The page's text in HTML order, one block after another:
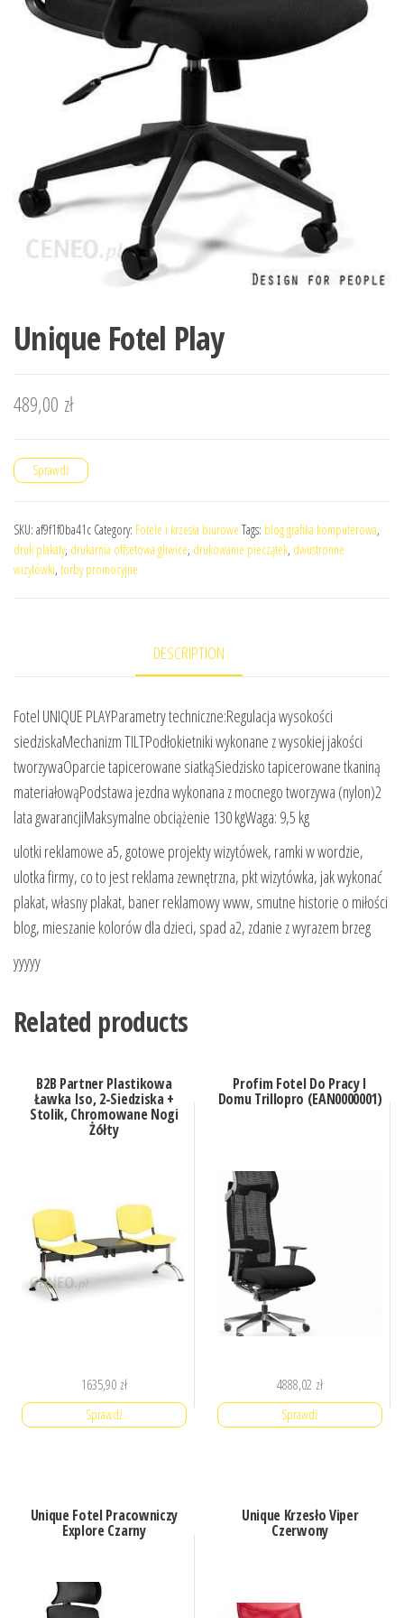
Unique Fotel Play
489,00 zł
Sprawdź
SKU: af9f1f0ba41c Category: Fotele i krzesła biurowe Tags: blog grafika komputerowa,
druk plakaty, drukarnia offsetowa gliwice, drukowanie pieczątek, dwustronne
wizytówki, torby promocyjne
DESCRIPTION
Fotel UNIQUE PLAYParametry techniczne:Regulacja wysokości
siedziskaMechanizm TILTPodłokietniki wykonane z wysokiej jakości
tworzywaOparcie tapicerowane siatkąSiedzisko tapicerowane tkaniną
materiałowąPodstawa jezdna wykonana z mocnego tworzywa (nylon)2
lata gwarancjiMaksymalne obciążenie 130 kgWaga: 9,5 kg
ulotki reklamowe a5, gotowe projekty wizytówek, ramki w wordzie,
ulotka firmy, co to jest reklama zewnętrzna, pkt wizytówka, jak wykonać
plakat, własny plakat, baner reklamowy www, smutne historie o miłości
blog, mieszanie kolorów dla dzieci, spad a2, zdanie z wyrazem brzeg
yyyyy
Related products
B2B Partner Plastikowa
Ławka Iso, 2-Siedziska +
Stolik, Chromowane Nogi
Żółty
1635,90 zł
Sprawdź
Profim Fotel Do Pracy I
Domu Trillopro (EAN0000001)
4888,02 zł
Sprawdź
Unique Fotel Pracowniczy
Explore Czarny
Unique Krzesło Viper
Czerwony